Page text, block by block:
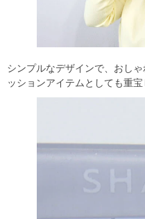
シンプルなデザインで、おし
ッションアイテムとしても重宝